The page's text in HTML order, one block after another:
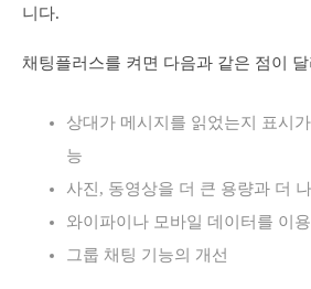
니다.
채팅플러스를 켜면 다음과 같은 점이
상대가 메시지를 읽었는지 표시
능
사진, 동영상을 더 큰 용량과 더
와이파이나 모바일 데이터를 이
그룹 채팅 기능의 개선